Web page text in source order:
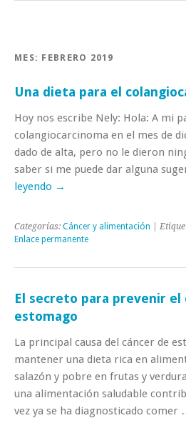
MES: FEBRERO 2019
Una dieta para el
Hoy nos escribe Nely: Hola: A mi
colangiocarcinoma en el mes de
dado de alta, pero no le dieron
saber si me puede dar alguna
leyendo →
Categorías: Cáncer y alimentación |
Enlace permanente
El secreto para prevenir el
estomago
La principal causa del cáncer de
mantener una dieta rica en
salazón y pobre en frutas y
una alimentación saludable
vez ya se ha diagnosticado comer